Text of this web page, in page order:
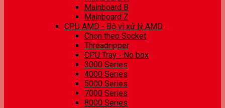
Mainboard B
Mainboard Z
CPU AMD - Bộ vi xử lý AMD
Chọn theo Socket
Threadripper
CPU Tray - No box
3000 Series
4000 Series
5000 Series
7000 Series
8000 Series